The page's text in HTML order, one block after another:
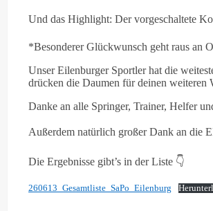
Und das Highlight: Der vorgeschaltete
*Besonderer Glückwunsch geht raus an
Unser Eilenburger Sportler hat die
drücken die Daumen für deinen weiteren
Danke an alle Springer, Trainer, Helfer
Außerdem natürlich großer Dank an die
Die Ergebnisse gibt’s in der Liste 👇
260613_Gesamtliste_SaPo_Eilenburg